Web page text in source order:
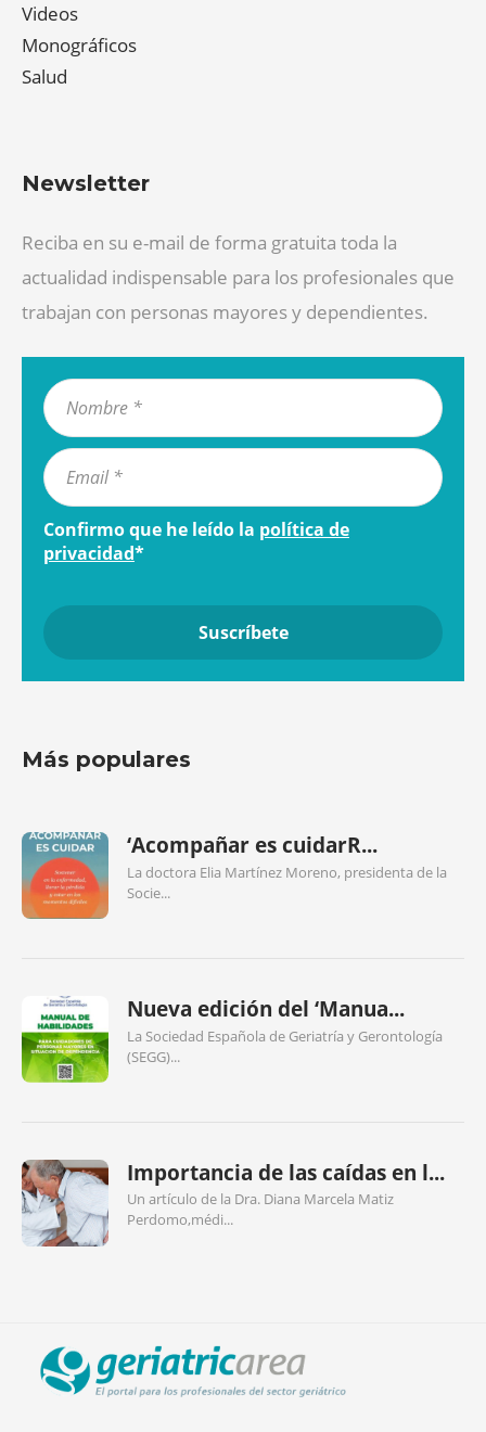
Videos
Monográficos
Salud
Newsletter
Reciba en su e-mail de forma gratuita toda la
actualidad indispensable para los profesionales que
trabajan con personas mayores y dependientes.
Confirmo que he leído la política de
privacidad*
Más populares
‘Acompañar es cuidarR...
La doctora Elia Martínez Moreno, presidenta de la
Socie...
Nueva edición del ‘Manua...
La Sociedad Española de Geriatría y Gerontología
(SEGG)...
Importancia de las caídas en l...
Un artículo de la Dra. Diana Marcela Matiz
Perdomo,médi...